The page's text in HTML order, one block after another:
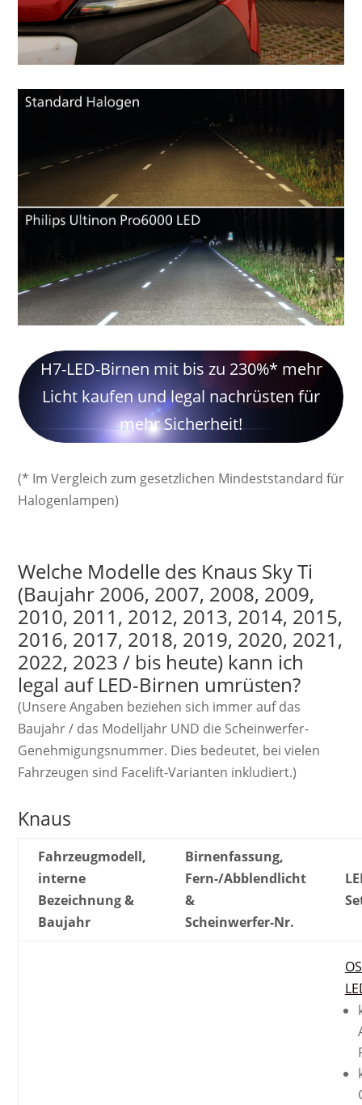
H7-LED-Birnen mit bis zu 230%* mehr
Licht kaufen und legal nachrüsten für
mehr Sicherheit!
(* Im Vergleich zum gesetzlichen Mindeststandard für
Halogenlampen)
Welche Modelle des Knaus Sky Ti
(Baujahr 2006, 2007, 2008, 2009,
2010, 2011, 2012, 2013, 2014, 2015,
2016, 2017, 2018, 2019, 2020, 2021,
2022, 2023 / bis heute) kann ich
legal auf LED-Birnen umrüsten?
(Unsere Angaben beziehen sich immer auf das
Baujahr / das Modelljahr UND die Scheinwerfer-
Genehmigungsnummer. Dies bedeutet, bei vielen
Fahrzeugen sind Facelift-Varianten inkludiert.)
Knaus
Fahrzeugmodell,
interne
Bezeichnung &
Baujahr
Birnenfassung,
Fern-/Abblendlicht
&
Scheinwerfer-Nr.